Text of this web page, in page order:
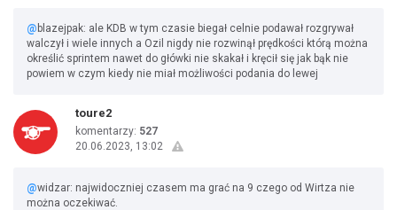
@ blazejpak: ale KDB w tym czasie biegał celnie podawał rozgrywał
walczył i wiele innych a Ozil nigdy nie rozwinął prędkości którą można
określić sprintem nawet do główki nie skakał i kręcił się jak bąk nie
powiem w czym kiedy nie miał możliwości podania do lewej
toure2
komentarzy: 527
20.06.2023, 13:02
@widzar: najwidoczniej czasem ma grać na 9 czego od Wirtza nie
można oczekiwać.